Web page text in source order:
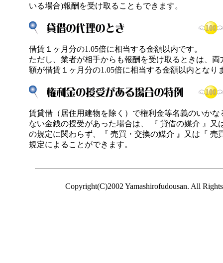
いる場合)報酬を受け取ることもできます。
借賃１ヶ月分の1.05倍に相当する金額以内です。
ただし、業者が相手からも報酬を受け取るときは、
額が借賃１ヶ月分の1.05倍に相当する金額以内となり
賃貸借（居住用建物を除く）で権利金等名義のいかな
ない金銭の授受があった場合は、 『 貸借の媒介 』又
の規定に関わらず、『 売買・交換の媒介 』又は『 売
規定によることができます。
Copyright(C)2002 Yamashirofudousan. All